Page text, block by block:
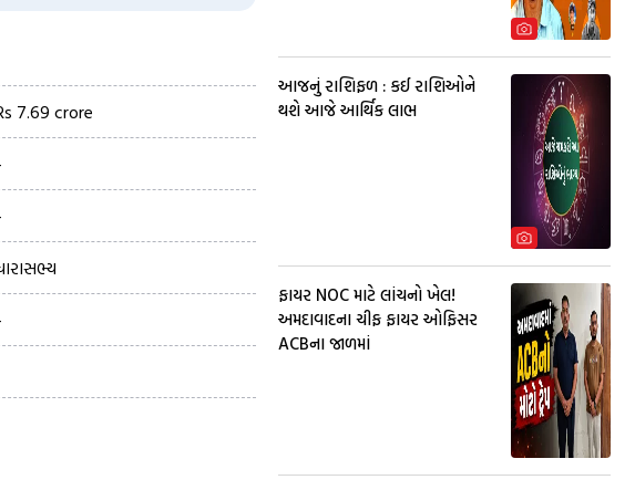
7.69 crore
આજનું રાશિફળ : કઈ રાશિઓને
થશે આજે આર્થિક લાભ
ફાયર NOC માટે લાંચનો ખેલ!
અમદાવાદના ચીફ ફાયર ઓફિસર
ACBના જાળમાં